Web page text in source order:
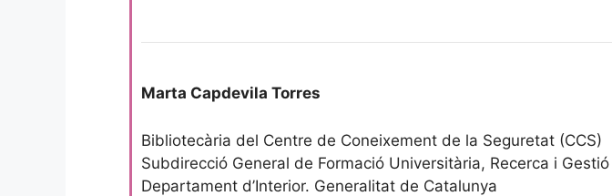
Marta Capdevila Torres
Bibliotecària del Centre de Coneixement de la Seguretat (CCS)
Subdirecció General de Formació Universitària, Recerca i
Departament d’Interior. Generalitat de Catalunya